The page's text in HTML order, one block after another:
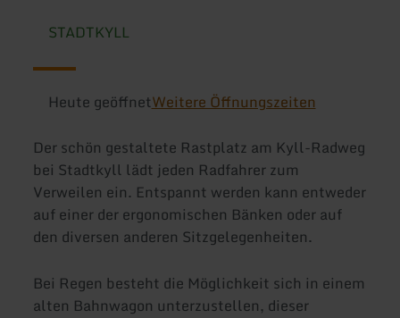
STADTKYLL
Heute geöffnetWeitere Öffnungszeiten
Der schön gestaltete Rastplatz am Kyll-Radweg
bei Stadtkyll lädt jeden Radfahrer zum
Verweilen ein. Entspannt werden kann entweder
auf einer der ergonomischen Bänken oder auf
den diversen anderen Sitzgelegenheiten.
Bei Regen besteht die Möglichkeit sich in einem
alten Bahnwagon unterzustellen, dieser